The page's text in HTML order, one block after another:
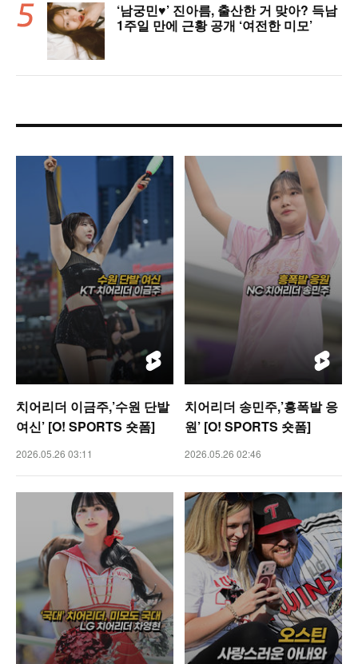
‘남궁민♥’ 진아름, 출산한 거 맞아? 득남
1주일 만에 근황 공개 ‘여전한 미모’
치어리더 이금주,’수원 단발
여신’ [O! SPORTS 숏폼]
2026.05.26 03:11
치어리더 송민주,’흥폭발 응
원’ [O! SPORTS 숏폼]
2026.05.26 02:46